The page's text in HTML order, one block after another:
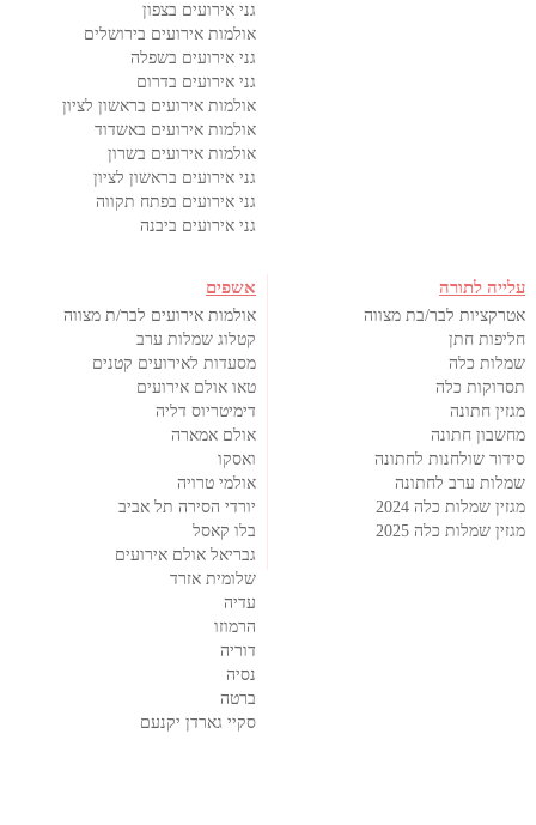
גני אירועים בצפון
אולמות אירועים בירושלים
גני אירועים בשפלה
גני אירועים בדרום
אולמות אירועים בראשון לציון
אולמות אירועים באשדוד
אולמות אירועים בשרון
גני אירועים בראשון לציון
גני אירועים בפתח תקווה
גני אירועים ביבנה
עלייה לתורה
אטרקציות לבר/בת מצווה
חליפות חתן
שמלות כלה
תסרוקות כלה
מגזין חתונה
מחשבון חתונה
סידור שולחנות לחתונה
שמלות ערב לחתונה
מגזין שמלות כלה 2024
מגזין שמלות כלה 2025
אשפים
אולמות אירועים לבר/ת מצווה
קטלוג שמלות ערב
מסעדות לאירועים קטנים
טאו אולם אירועים
דימיטריוס דליה
אולם אמארה
ואסקו
אולמי טרויה
יורדי הסירה תל אביב
בלו קאסל
גבריאל אולם אירועים
שלומית אזרד
עדיה
הרמוזו
דוריה
נסיה
ברטה
סקיי גארדן יקנעם